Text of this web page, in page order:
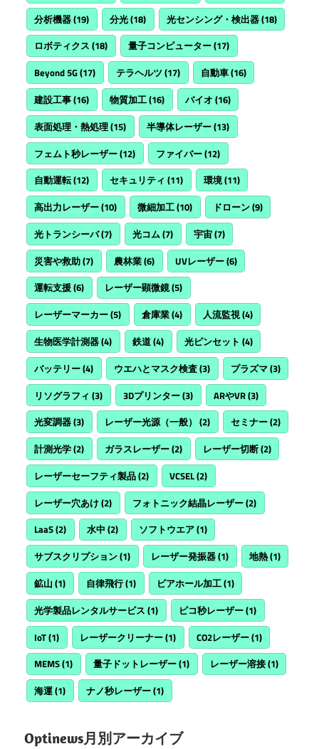
分析機器(19) 分光(18) 光センシング・検出器(18)
ロボティクス (18) 量子コンピューター(17)
Beyond 5G(17) テラヘルツ (17) 自動車(16)
建設工事(16) 物質加工(16) バイオ (16)
表面処理・熱処理(15) 半導体レーザー(13)
フェムト秒レーザー(12) ファイバー(12)
自動運転(12) セキュリティ (11) 環境(11)
高出力レーザー(10) 微細加工(10) ドローン(9)
光トランシーバ(7) 光コム(7) 宇宙(7)
災害や救助(7) 農林業(6) UVレーザー(6)
運転支援(6) レーザー顕微鏡(5)
レーザーマーカー(5) 倉庫業(4) 人流監視(4)
生物医学計測器(4) 鉄道(4) 光ピンセット (4)
バッテリー(4) ウエハとマスク検査(3) プラズマ(3)
リソグラフィ (3) 3Dプリンター(3) ARやVR(3)
光変調器(3) レーザー光源（一般） (2) セミナー(2)
計測光学(2) ガラスレーザー(2) レーザー切断(2)
レーザーセーフティ製品(2) VCSEL(2)
レーザー穴あけ(2) フォトニック結晶レーザー(2)
LaaS(2) 水中 (2) ソフトウエア(1)
サブスクリプション(1) レーザー発振器(1) 地熱(1)
鉱山 (1) 自律飛行(1) ビアホール加工(1)
光学製品レンタルサービス (1) ピコ秒レーザー(1)
IoT(1) レーザークリーナー(1) CO2レーザー(1)
MEMS(1) 量子ドットレーザー(1) レーザー溶接(1)
海運(1) ナノ秒レーザー(1)
Optinews月別アーカイブ